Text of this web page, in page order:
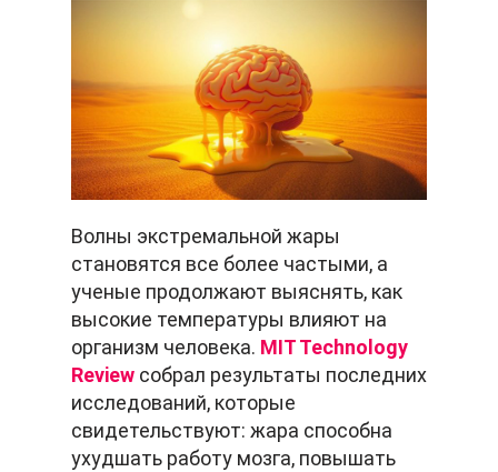
Волны экстремальной жары
становятся все более частыми, а
ученые продолжают выяснять, как
высокие температуры влияют на
организм человека. MIT Technology
Review собрал результаты последних
исследований, которые
свидетельствуют: жара способна
ухудшать работу мозга, повышать